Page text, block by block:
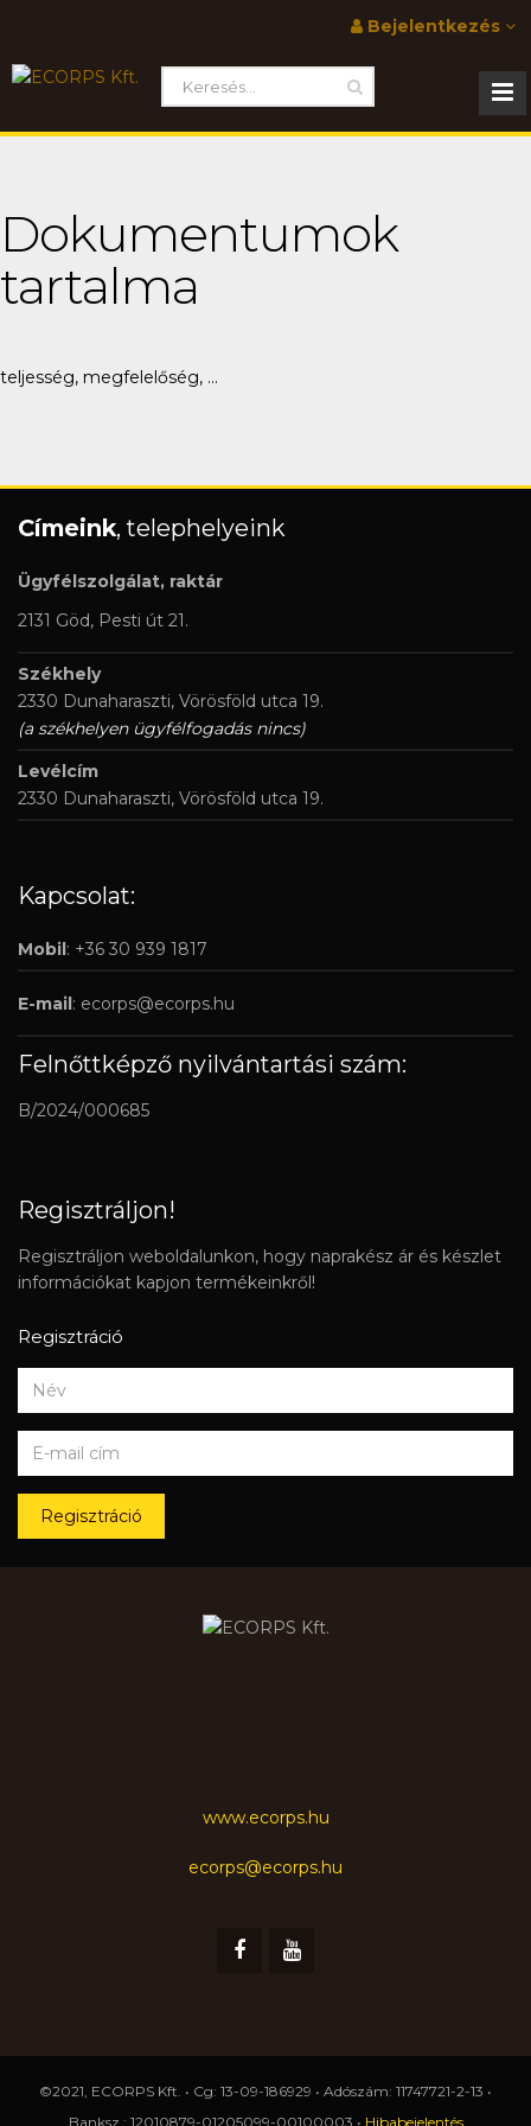
Bejelentkezés
Dokumentumok
tartalma
teljesség, megfelelőség, ...
Címeink, telephelyeink
Ügyfélszolgálat, raktár
2131 Göd, Pesti út 21.
Székhely
2330 Dunaharaszti, Vörösföld utca 19.
(a székhelyen ügyfélfogadás nincs)
Levélcím
2330 Dunaharaszti, Vörösföld utca 19.
Kapcsolat:
Mobil: +36 30 939 1817
E-mail: ecorps@ecorps.hu
Felnőttképző nyilvántartási szám:
B/2024/000685
Regisztráljon!
Regisztráljon weboldalunkon, hogy naprakész ár és készlet
információkat kapjon termékeinkről!
Regisztráció
Regisztráció
www.ecorps.hu
ecorps@ecorps.hu
©2021, ECORPS Kft. • Cg: 13-09-186929 • Adószám: 11747721-2-13 •
Banksz.: 12010879-01205099-00100003 • Hibabejelentés